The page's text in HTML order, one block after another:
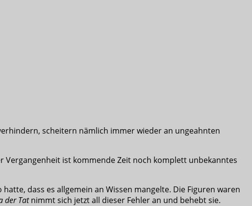
scheitern nämlich immer wieder an ungeahnten
Vergangenheit ist kommende Zeit noch komplett unbekanntes
dass es allgemein an Wissen mangelte. Die Figuren waren
der Tatnimmt sich jetzt all dieser Fehler an und behebt sie.